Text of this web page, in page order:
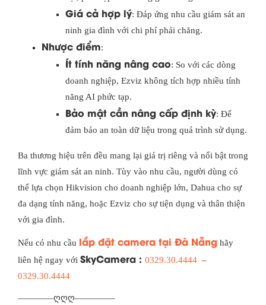
Giá cả hợp lý: Đáp ứng nhu cầu giám sát an
ninh gia đình với chi phí phải chăng.
Nhược điểm:
Ít tính năng nâng cao: So với các dòng
doanh nghiệp, Ezviz không tích hợp nhiều tính
năng AI phức tạp.
Bảo mật cần nâng cấp định kỳ: Để
đảm bảo an toàn dữ liệu trong quá trình sử dụng.
Ba thương hiệu trên đều mang lại giá trị riêng và nổi bật trong
lĩnh vực giám sát an ninh. Tùy vào nhu cầu, người dùng có
thể lựa chọn Hikvision cho doanh nghiệp lớn, Dahua cho sự
đa dạng tính năng, hoặc Ezviz cho sự tiện dụng và thân thiện
với gia đình.
Nếu có nhu cầu lắp đặt camera tại Đà Nẵng hãy
liên hệ ngay với SkyCamera : 0329.30.4444 –
0329.30.4444
————ღღღ————–